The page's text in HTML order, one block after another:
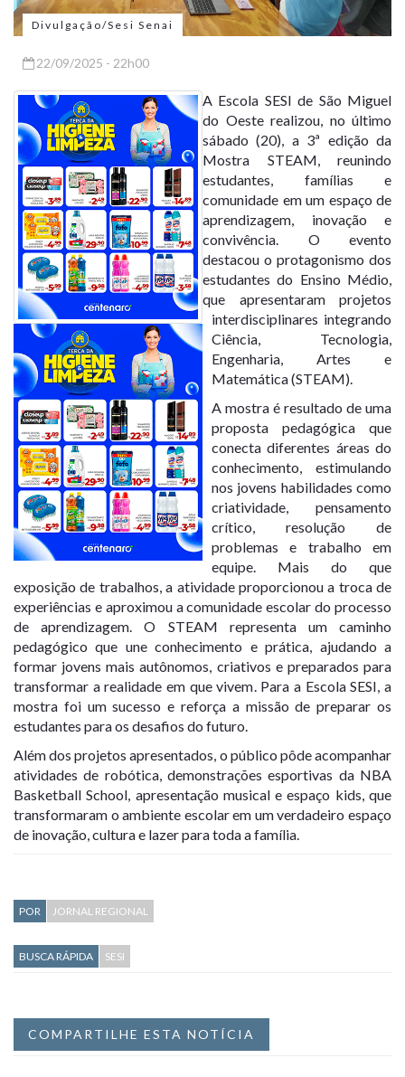
Divulgação/Sesi Senai
22/09/2025 - 22h00
A Escola SESI de São Miguel
do Oeste realizou, no último
sábado (20), a 3ª edição da
Mostra STEAM, reunindo
estudantes, famílias e
comunidade em um espaço de
aprendizagem, inovação e
convivência. O evento
destacou o protagonismo dos
estudantes do Ensino Médio,
que apresentaram projetos
interdisciplinares integrando
Ciência, Tecnologia,
Engenharia, Artes e
Matemática (STEAM).
A mostra é resultado de uma
proposta pedagógica que
conecta diferentes áreas do
conhecimento, estimulando
nos jovens habilidades como
criatividade, pensamento
crítico, resolução de
problemas e trabalho em
equipe. Mais do que
exposição de trabalhos, a atividade proporcionou a troca de
experiências e aproximou a comunidade escolar do processo
de aprendizagem. O STEAM representa um caminho
pedagógico que une conhecimento e prática, ajudando a
formar jovens mais autônomos, criativos e preparados para
transformar a realidade em que vivem. Para a Escola SESI, a
mostra foi um sucesso e reforça a missão de preparar os
estudantes para os desafios do futuro.
Além dos projetos apresentados, o público pôde acompanhar
atividades de robótica, demonstrações esportivas da NBA
Basketball School, apresentação musical e espaço kids, que
transformaram o ambiente escolar em um verdadeiro espaço
de inovação, cultura e lazer para toda a família.
POR JORNAL REGIONAL
BUSCA RÁPIDA SESI
COMPARTILHE ESTA NOTÍCIA